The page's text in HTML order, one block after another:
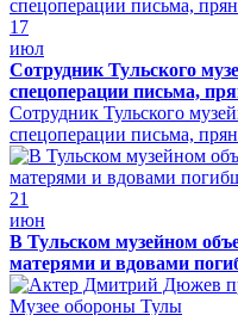
17
июл
Сотрудник Тульского
спецоперации письма,
Сотрудник Тульского
спецоперации письма,
21
июн
В Тульском музейном
матерями и вдовами